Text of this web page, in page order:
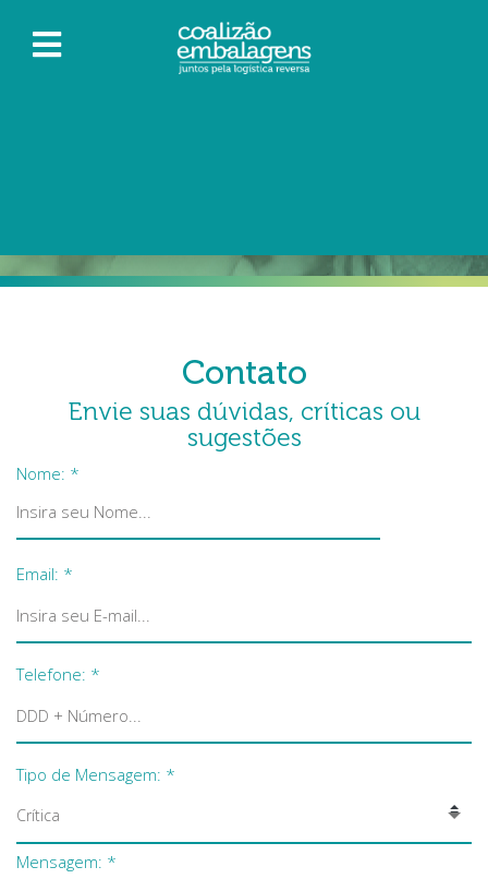
Contato
Envie suas dúvidas, críticas ou
sugestões
Nome: *
Email: *
Telefone: *
Tipo de Mensagem: *
Crítica
Mensagem: *